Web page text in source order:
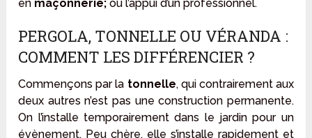
en maçonnerie; ou l’appui d’un professionnel.
PERGOLA, TONNELLE OU VÉRANDA :
COMMENT LES DIFFÉRENCIER ?
Commençons par la tonnelle, qui contrairement aux
deux autres n’est pas une construction permanente.
On l’installe temporairement dans le jardin pour un
évènement. Peu chère, elle s’installe rapidement et